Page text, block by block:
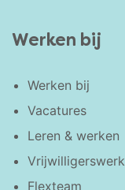
Werken bij
Werken bij
Vacatures
Leren & werken
Vrijwilligerswerk
Flexteam